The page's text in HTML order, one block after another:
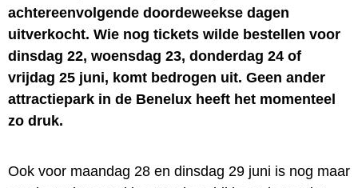
achtereenvolgende doordeweekse dagen
uitverkocht. Wie nog tickets wilde bestellen voor
dinsdag 22, woensdag 23, donderdag 24 of
vrijdag 25 juni, komt bedrogen uit. Geen ander
attractiepark in de Benelux heeft het momenteel
zo druk.
Ook voor maandag 28 en dinsdag 29 juni is nog maar